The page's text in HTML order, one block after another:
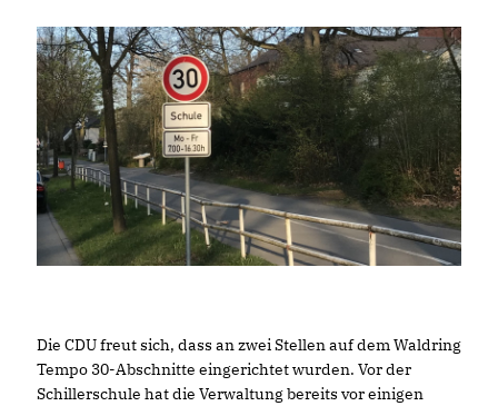
Die CDU freut sich, dass an zwei Stellen auf dem Waldring
Tempo 30-Abschnitte eingerichtet wurden. Vor der
Schillerschule hat die Verwaltung bereits vor einigen